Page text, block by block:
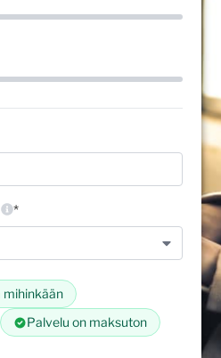
o
a
*
mihinkään
Palvelu on maksuton